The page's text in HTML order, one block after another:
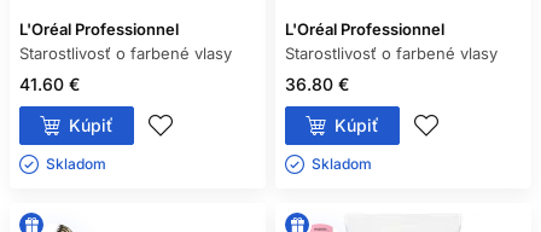
L'Oréal Professionnel
Starostlivosť o farbené vlasy
41.60 €
Kúpiť
Skladom ㅤ
L'Oréal Professionnel
Starostlivosť o farbené vlasy
36.80 €
Kúpiť
Skladom ㅤ